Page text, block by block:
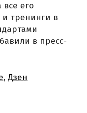
его
тренинги в
в пресс-
, Дзен